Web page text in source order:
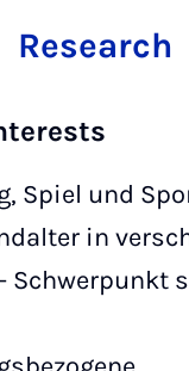
Research
Spiel und
in
Schwerpunkt